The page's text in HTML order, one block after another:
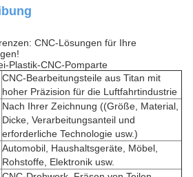
CNC-Lösungen für Ihre
Plastik-CNC-Pomparte
CNC-Bearbeitungsteile aus Titan mit
hoher Präzision für die Luftfahrtindustrie
Nach Ihrer Zeichnung ((Größe, Material,
Dicke, Verarbeitungsanteil und
erforderliche Technologie usw.)
Automobil, Haushaltsgeräte, Möbel,
Rohstoffe, Elektronik usw.